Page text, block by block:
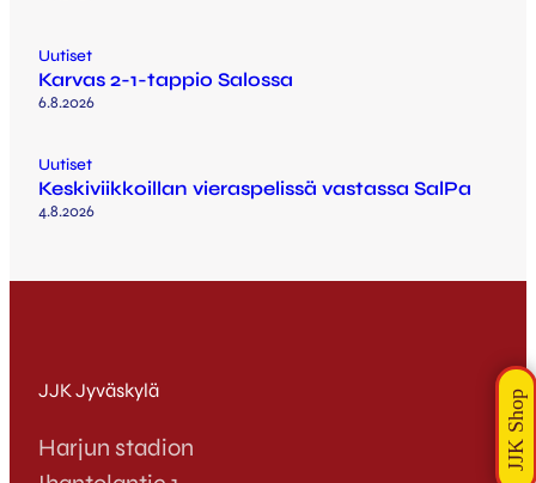
Uutiset
Karvas 2-1-tappio Salossa
6.8.2026
Uutiset
Keskiviikkoillan vieraspelissä vastassa SalPa
4.8.2026
JJK Jyväskylä
Harjun stadion